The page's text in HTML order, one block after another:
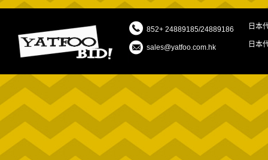
852+ 24889185/24889186
sales@yatfoo.com.hk
日本
日本